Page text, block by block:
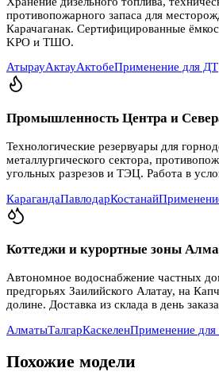
противопожарного запаса для
Карачаганак. Сертифицированные
KPO и ТШО.
АтырауАктауАктобеПрименение для ДТ
Промышленность Центра и
Технологические резервуары для
металлургического сектора,
угольных разрезов и ТЭЦ. Работа в
КарагандаПавлодарКостанай
Коттеджи и курортные зоны
Автономное водоснабжение частных
предгорьях Заилийского Алатау, на
долине. Доставка из склада в день
АлматыТалгарКаскеленПрименение для
Похожие модели